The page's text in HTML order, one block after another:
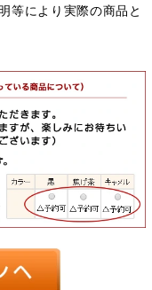
等により実際の商品と